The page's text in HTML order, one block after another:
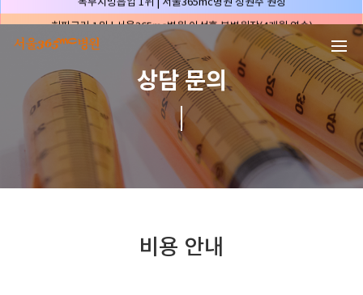
허파고리 1위 | 서울365mc병원 이성훈 부병원장(4개월 연속)
얼굴지방흡입 1위 | 서울365mc병원 서성익 원장(3년 연속)
배파가리 1위 | 서울365mc병원 서성익 원장
🏆대한민국 최대 15층 규모 지방흡입 특화 병원🏆
🏆대한민국 첫번째 '병원급' 지방흡입 병원🏆
🏆지방흡입 고객 만족도 99.9% 최고치 달성🏆
🏆대한민국 최다 지방흡입 케이스 370,884건🏆
🏆서울365mc병원 부위별 최다 지방흡입 집도의 4관왕!! (2026년 7월 기준)
얼굴지방흡입 1위 | 서울365mc병원 서성익 원장(3년 연속)
상담 문의
비용 안내